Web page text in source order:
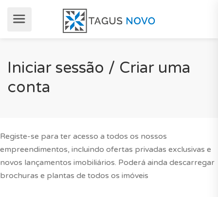
Iniciar sessão / Criar uma
conta
Registe-se para ter acesso a todos os nossos
empreendimentos, incluindo ofertas privadas exclusivas e
novos lançamentos imobiliários. Poderá ainda descarregar
brochuras e plantas de todos os imóveis